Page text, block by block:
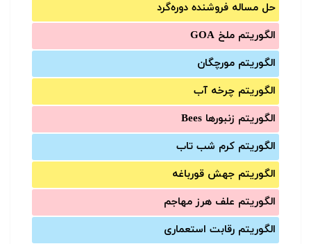
حل مساله فروشنده دوره‌گرد
الگوریتم ملخ GOA
الگوریتم مورچگان
الگوریتم چرخه آب
الگوریتم زنبورها Bees
الگوریتم کرم شب تاب
الگوریتم جهش قورباغه
الگوریتم علف هرز مهاجم
الگوریتم رقابت استعماری